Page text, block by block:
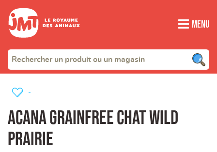
Menu
ACANA GRAINFREE CHAT WILD
PRAIRIE
-